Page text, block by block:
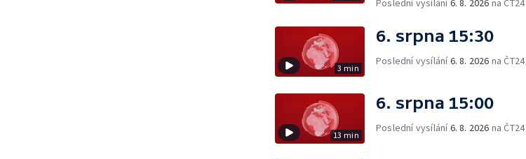
3 min
6. srpna 15:30
Poslední vysílání6. 8. 2026 na ČT24
13 min
6. srpna 15:00
Poslední vysílání6. 8. 2026 na ČT24